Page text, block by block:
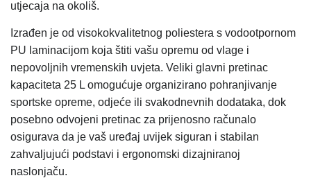
utjecaja na okoliš.
Izrađen je od visokokvalitetnog poliestera s vodootpornom
PU laminacijom koja štiti vašu opremu od vlage i
nepovoljnih vremenskih uvjeta. Veliki glavni pretinac
kapaciteta 25 L omogućuje organizirano pohranjivanje
sportske opreme, odjeće ili svakodnevnih dodataka, dok
posebno odvojeni pretinac za prijenosno računalo
osigurava da je vaš uređaj uvijek siguran i stabilan
zahvaljujući podstavi i ergonomski dizajniranoj
naslonjaču.